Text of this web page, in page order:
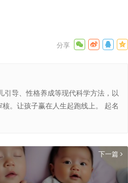
导、性格养成等现代科学方法，以
。让孩子赢在人生起跑线上。 起名
下一篇